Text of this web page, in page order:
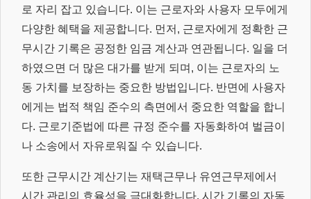
로 자리 잡고 있습니다. 이는 근로자와 사용자 모두에게
다양한 혜택을 제공합니다. 먼저, 근로자에게 정확한 근
무시간 기록은 공정한 임금 계산과 연관됩니다. 일을 더
하였으면 더 많은 대가를 받게 되며, 이는 근로자의 노
동 가치를 보장하는 중요한 방법입니다. 반면에 사용자
에게는 법적 책임 준수의 측면에서 중요한 역할을 합니
다. 근로기준법에 따른 규정 준수를 자동화하여 벌금이
나 소송에서 자유로워질 수 있습니다.
또한 근무시간 계산기는 재택근무나 유연근무제에서
시간 관리의 효율성을 극대화합니다. 시간 기록의 자동